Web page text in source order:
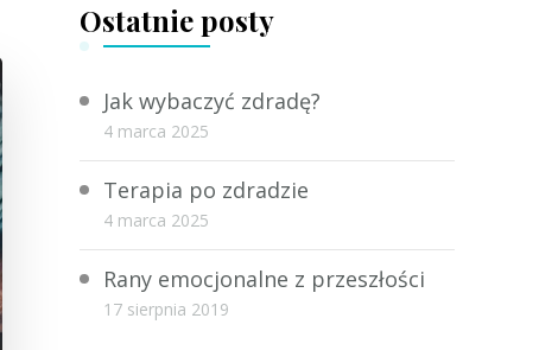
Ostatnie posty
Jak wybaczyć zdradę?
4 marca 2025
Terapia po zdradzie
4 marca 2025
Rany emocjonalne z przeszłości
17 sierpnia 2019